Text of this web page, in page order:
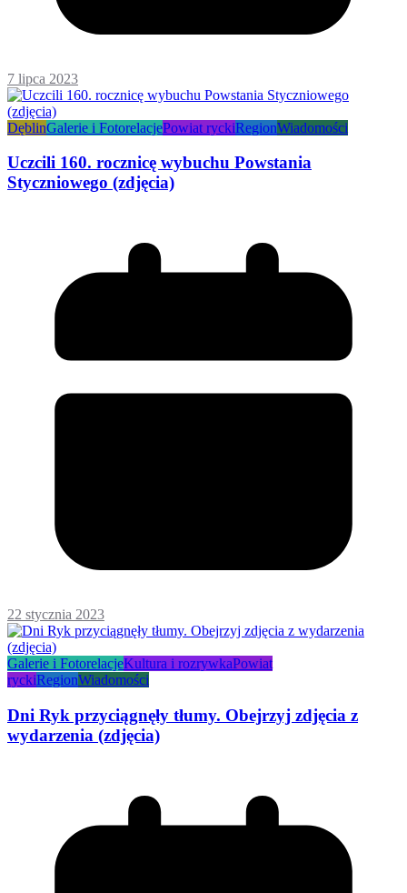
7 lipca 2023
DęblinGalerie i FotorelacjePowiat ryckiRegionWiadomości
Uczcili 160. rocznicę wybuchu Powstania
Styczniowego (zdjęcia)
22 stycznia 2023
Galerie i FotorelacjeKultura i rozrywkaPowiat
ryckiRegionWiadomości
Dni Ryk przyciągnęły tłumy. Obejrzyj zdjęcia z
wydarzenia (zdjęcia)